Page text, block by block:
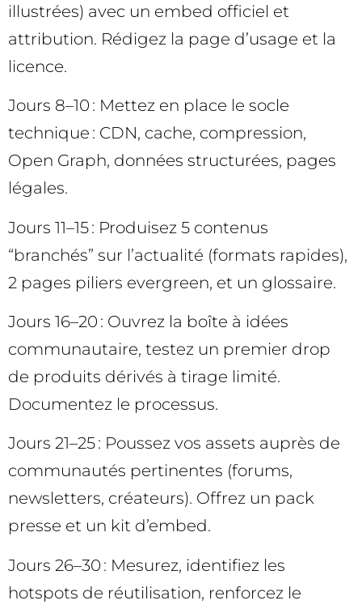
illustrées) avec un embed officiel et
attribution. Rédigez la page d’usage et la
licence.
Jours 8–10 : Mettez en place le socle
technique : CDN, cache, compression,
Open Graph, données structurées, pages
légales.
Jours 11–15 : Produisez 5 contenus
“branchés” sur l’actualité (formats rapides),
2 pages piliers evergreen, et un glossaire.
Jours 16–20 : Ouvrez la boîte à idées
communautaire, testez un premier drop
de produits dérivés à tirage limité.
Documentez le processus.
Jours 21–25 : Poussez vos assets auprès de
communautés pertinentes (forums,
newsletters, créateurs). Offrez un pack
presse et un kit d’embed.
Jours 26–30 : Mesurez, identifiez les
hotspots de réutilisation, renforcez le